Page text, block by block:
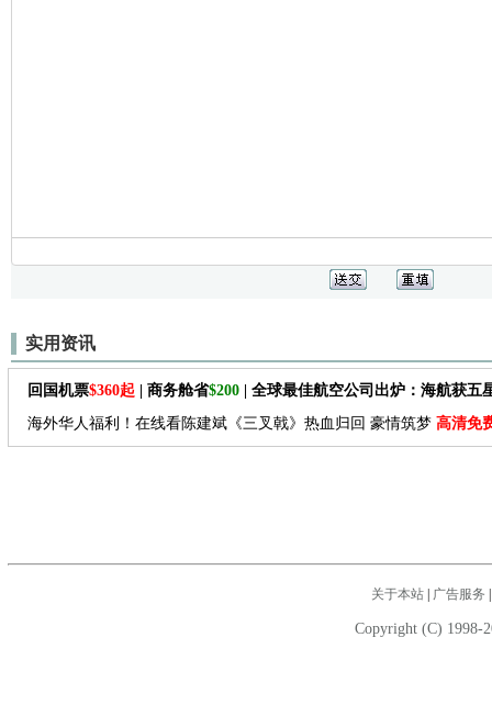
实用资讯
回国机票$360起 | 商务舱省$200 | 全球最佳航空公司出炉：海航获五
海外华人福利！在线看陈建斌《三叉戟》热血归回 豪情筑梦 高清免
关于本站| 广告服务
Copyright (C) 1998-